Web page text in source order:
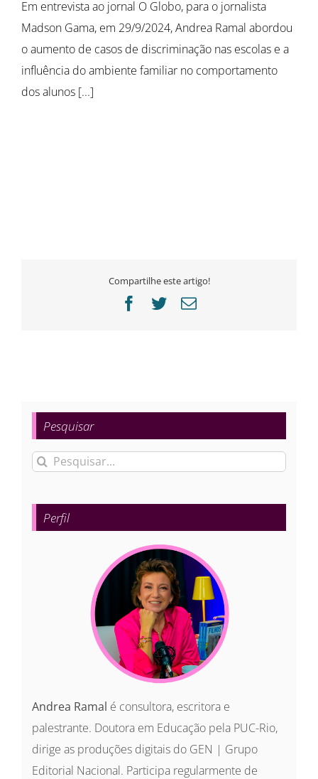
Em entrevista ao jornal O Globo, para o jornalista
Madson Gama, em 29/9/2024, Andrea Ramal abordou
o aumento de casos de discriminação nas escolas e a
influência do ambiente familiar no comportamento
dos alunos [...]
Compartilhe este artigo!
Facebook
Twitter
E-
Pesquisar
Buscar
para:
Perfil
Andrea Ramal é consultora, escritora e
palestrante. Doutora em Educação pela PUC-Rio,
dirige as produções digitais do GEN | Grupo
Editorial Nacional. Participa regularmente de